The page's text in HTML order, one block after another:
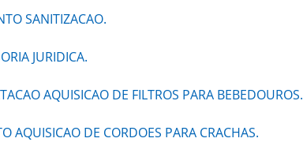
SANITIZACAO.
JURIDICA.
AQUISICAO DE FILTROS PARA BEBEDOUROS.
AQUISICAO DE CORDOES PARA CRACHAS.